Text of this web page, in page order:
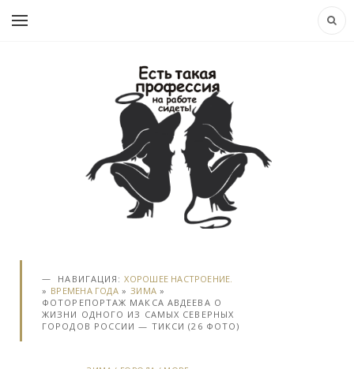
НАВИГАЦИЯ:ХОРОШЕЕ НАСТРОЕНИЕ.
» ВРЕМЕНА ГОДА»ЗИМА »
ФОТОРЕПОРТАЖ МАКСА АВДЕЕВА О
ЖИЗНИ ОДНОГО ИЗ САМЫХ СЕВЕРНЫХ
ГОРОДОВ РОССИИ — ТИКСИ (26 ФОТО)